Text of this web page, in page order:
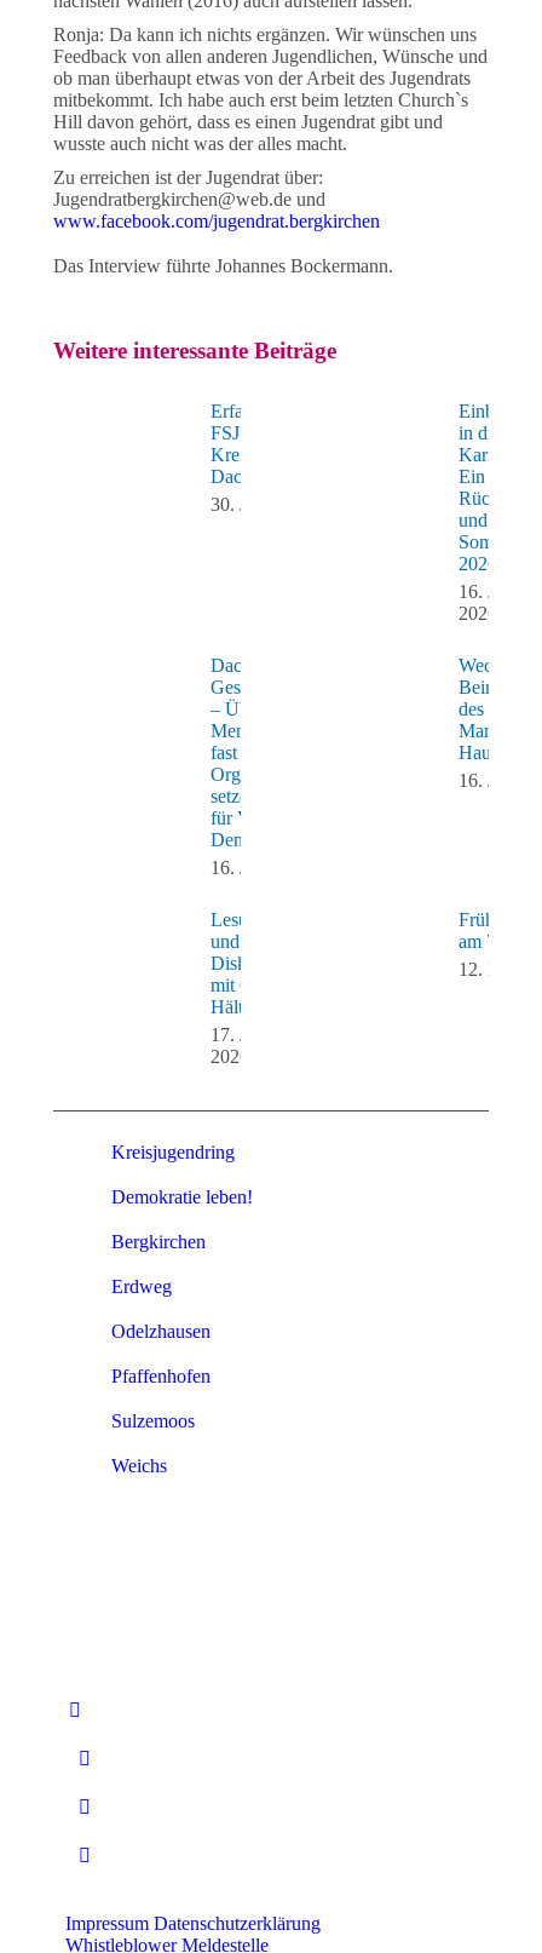
Ronja: Da kann ich nichts ergänzen. Wir wünschen uns
Feedback von allen anderen Jugendlichen, Wünsche und
ob man überhaupt etwas von der Arbeit des Jugendrats
mitbekommt. Ich habe auch erst beim letzten Church`s
Hill davon gehört, dass es einen Jugendrat gibt und
wusste auch nicht was der alles macht.
Zu erreichen ist der Jugendrat über:
Jugendratbergkirchen@web.de und
www.facebook.com/jugendrat.bergkirchen
Das Interview führte Johannes Bockermann.
Weitere interessante Beiträge
Erfahrungsbericht:
FSJ beim
Kreisjugendring
Dachau
30. Juli 2026
Einblicke
in die Villa
Karlchen –
Ein
Rückblick
und das
2026
16. Juli
2026
Dachau zeigt
Geschlossenheit
– Über 200
Menschen und
fast 60
Organisationen
setzen Zeichen
für Vielfalt und
Demokratie
16. Juli 2026
Wechsel
des Max
Hauses
16. Juli
Lesung
und
Diskussion
mit Oliwia
Hälterlein
17. Juni
2026
am 7. Mai
12. Mai
Kreisjugendring
Demokratie leben!
Bergkirchen
Erdweg
Odelzhausen
Pfaffenhofen
Sulzemoos
Weichs
Feed
Impressum Datenschutzerklärung
Whistleblower Meldestelle